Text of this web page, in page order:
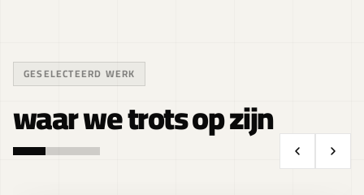
GESELECTEERD WERK
waar we trots op zijn